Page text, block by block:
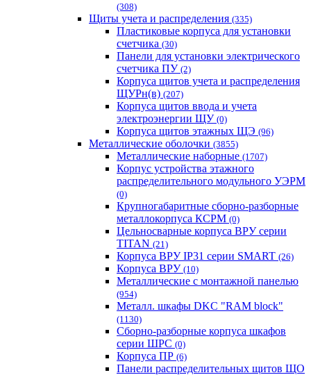
(308)
Щиты учета и распределения (335)
Пластиковые корпуса для установки
счетчика (30)
Панели для установки электрического
счетчика ПУ (2)
Корпуса щитов учета и распределения
ЩУРн(в) (207)
Корпуса щитов ввода и учета
электроэнергии ЩУ (0)
Корпуса щитов этажных ЩЭ (96)
Металлические оболочки (3855)
Металлические наборные (1707)
Корпус устройства этажного
распределительного модульного УЭРМ
(0)
Крупногабаритные сборно-разборные
металлокорпуса КСРМ (0)
Цельносварные корпуса ВРУ серии
TITAN (21)
Корпуса ВРУ IP31 серии SMART (26)
Корпуса ВРУ (10)
Металлические с монтажной панелью
(954)
Металл. шкафы DKC "RAM block"
(1130)
Сборно-разборные корпуса шкафов
серии ШРС (0)
Корпуса ПР (6)
Панели распределительных щитов ЩО